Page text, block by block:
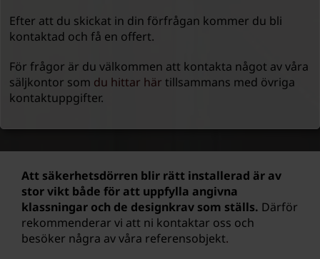
Efter att du skickat in din förfrågan kommer du bli
kontaktad och få en offert.
För frågor är du välkommen att kontakta något av våra
säljkontor som du hittar här tillsammans med övriga
kontaktuppgifter.
Att säkerhetsdörren blir rätt installerad är av
stor vikt både för att uppfylla angivna
klassningar och de designkrav som ställs. Därför
rekommenderar vi att ni kontaktar oss och
besöker några av våra referensobjekt.